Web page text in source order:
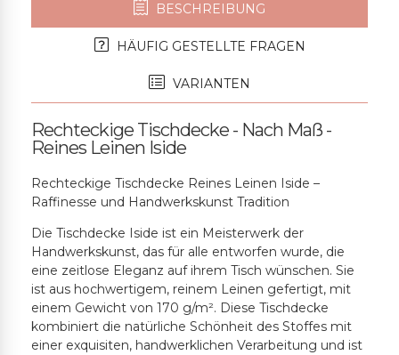
BESCHREIBUNG
HÄUFIG GESTELLTE FRAGEN
VARIANTEN
Rechteckige Tischdecke - Nach Maß -
Reines Leinen Iside
Rechteckige Tischdecke Reines Leinen Iside –
Raffinesse und Handwerkskunst Tradition
Die Tischdecke Iside ist ein Meisterwerk der
Handwerkskunst, das für alle entworfen wurde, die
eine zeitlose Eleganz auf ihrem Tisch wünschen. Sie
ist aus hochwertigem, reinem Leinen gefertigt, mit
einem Gewicht von 170 g/m². Diese Tischdecke
kombiniert die natürliche Schönheit des Stoffes mit
einer exquisiten, handwerklichen Verarbeitung und ist